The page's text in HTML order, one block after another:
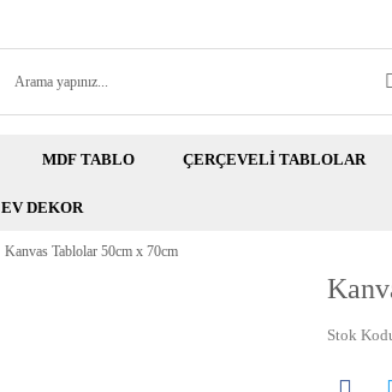
MDF TABLO ÇERÇEVELİ TABLOLAR
EV DEKOR
Kanvas Tablolar 50cm x 70cm
Stok